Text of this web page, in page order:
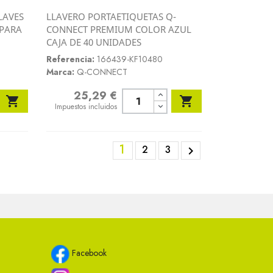

Vista rápida
LLAVERO PORTAETIQUETAS Q-
CONNECT PREMIUM COLOR AZUL
CAJA DE 40 UNIDADES
Referencia: 166439-KF10480
Marca: Q-CONNECT
Precio25,29 €
Impuestos incluidos 
1 2 3 
Facebook